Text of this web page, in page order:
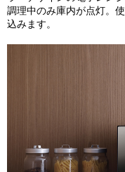
調理中のみ庫内が点灯。
込みます。